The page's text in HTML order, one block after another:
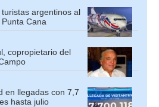
argentinos al
Cana
copropietario del
en llegadas con 7,7
hasta julio